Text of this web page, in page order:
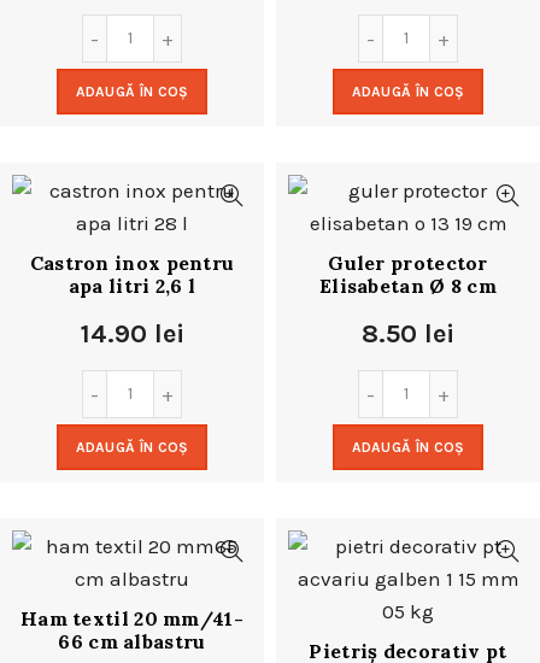
ADAUGĂ ÎN COȘ ADAUGĂ ÎN COȘ
Castron inox pentru
apa litri 2,6 l
14.90 lei
ADAUGĂ ÎN COȘ
Guler protector
Elisabetan Ø 8 cm
8.50 lei
ADAUGĂ ÎN COȘ
Ham textil 20 mm/41-
66 cm albastru
Pietriș decorativ pt